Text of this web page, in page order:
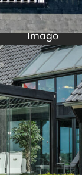
Imago